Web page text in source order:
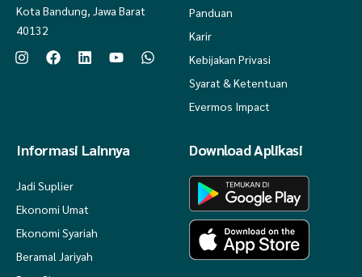
Kota Bandung, Jawa Barat
40132
Panduan
Karir
Kebijakan Privasi
Syarat & Ketentuan
Evermos Impact
Informasi Lainnya
Jadi Suplier
Ekonomi Umat
Ekonomi Syariah
Beramal Jariyah
Download Aplikasi